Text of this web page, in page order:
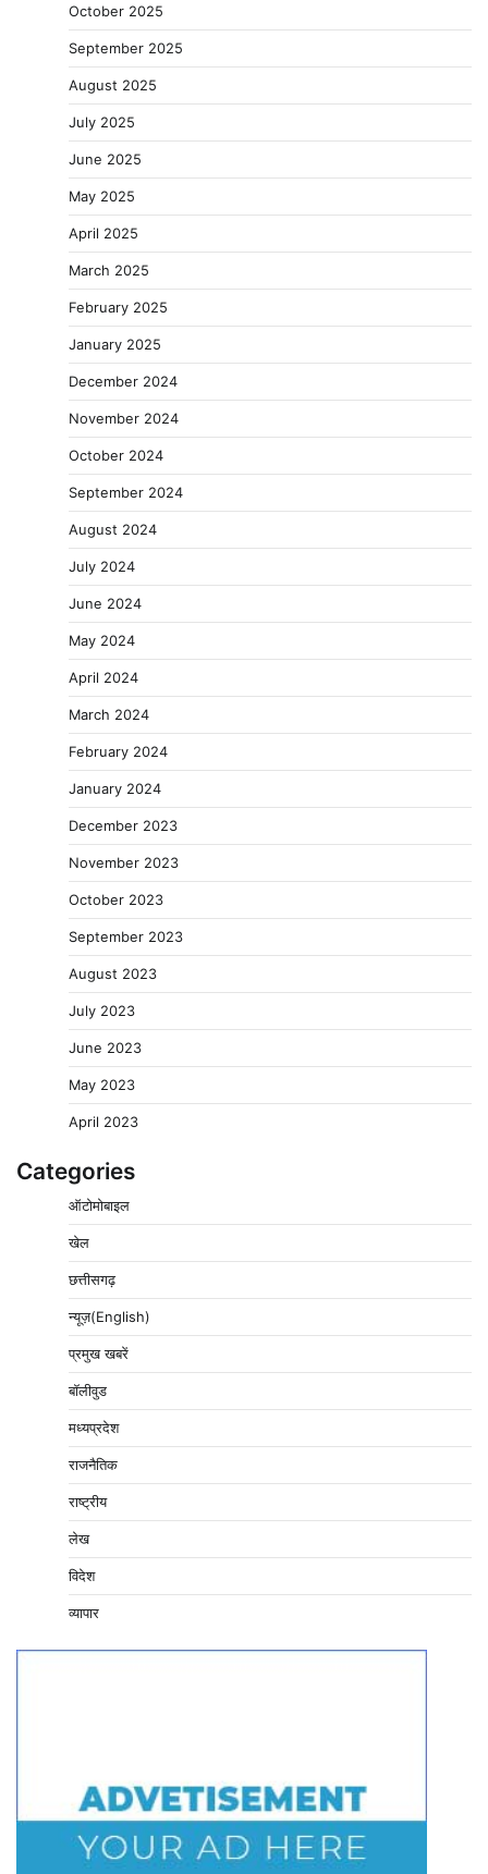
October 2025
September 2025
August 2025
July 2025
June 2025
May 2025
April 2025
March 2025
February 2025
January 2025
December 2024
November 2024
October 2024
September 2024
August 2024
July 2024
June 2024
May 2024
April 2024
March 2024
February 2024
January 2024
December 2023
November 2023
October 2023
September 2023
August 2023
July 2023
June 2023
May 2023
April 2023
Categories
ऑटोमोबाइल
खेल
छत्तीसगढ़
न्यूज़(English)
प्रमुख खबरें
बॉलीवुड
मध्यप्रदेश
राजनैतिक
राष्ट्रीय
लेख
विदेश
व्यापार